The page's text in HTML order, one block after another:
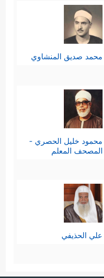
محمد صديق المنشاوي
محمود خليل الحصري -
المصحف المعلم
علي الحذيفي